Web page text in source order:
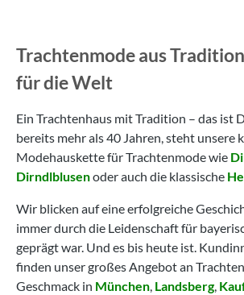
Trachtenmode aus
für die Welt
Ein Trachtenhaus mit Tradition – das ist
bereits mehr als 40 Jahren, steht unsere
Modehauskette für Trachtenmode wie
Dirndlblusenoder auch die klassische
Wir blicken auf eine erfolgreiche
immer durch die Leidenschaft für
geprägt war. Und es bis heute ist.
finden unser großes Angebot an
Geschmack in München, Landsberg,